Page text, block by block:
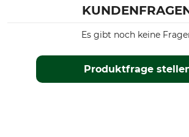
Produktfrage
Es gibt noch keine